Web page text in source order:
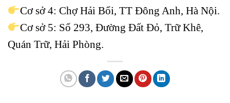
Cơ sở 4: Chợ Hải Bối, TT Đông Anh, Hà Nội.
Cơ sở 5: Số 293, Đường Đất Đỏ, Trữ Khê,
Quán Trữ, Hải Phòng.